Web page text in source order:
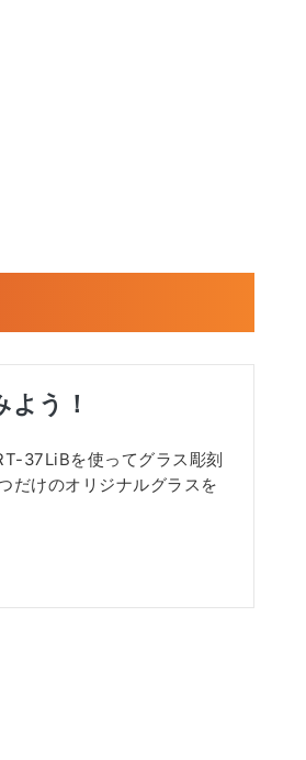
う！
37LiBを使ってグラス彫刻
だけのオリジナルグラスを